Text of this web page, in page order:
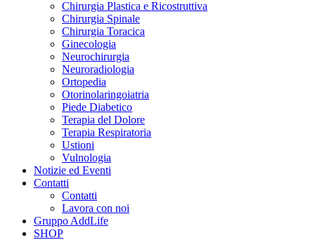
Chirurgia Plastica e Ricostruttiva
Chirurgia Spinale
Chirurgia Toracica
Ginecologia
Neurochirurgia
Neuroradiologia
Ortopedia
Otorinolaringoiatria
Piede Diabetico
Terapia del Dolore
Terapia Respiratoria
Ustioni
Vulnologia
Notizie ed Eventi
Contatti
Contatti
Lavora con noi
Gruppo AddLife
SHOP